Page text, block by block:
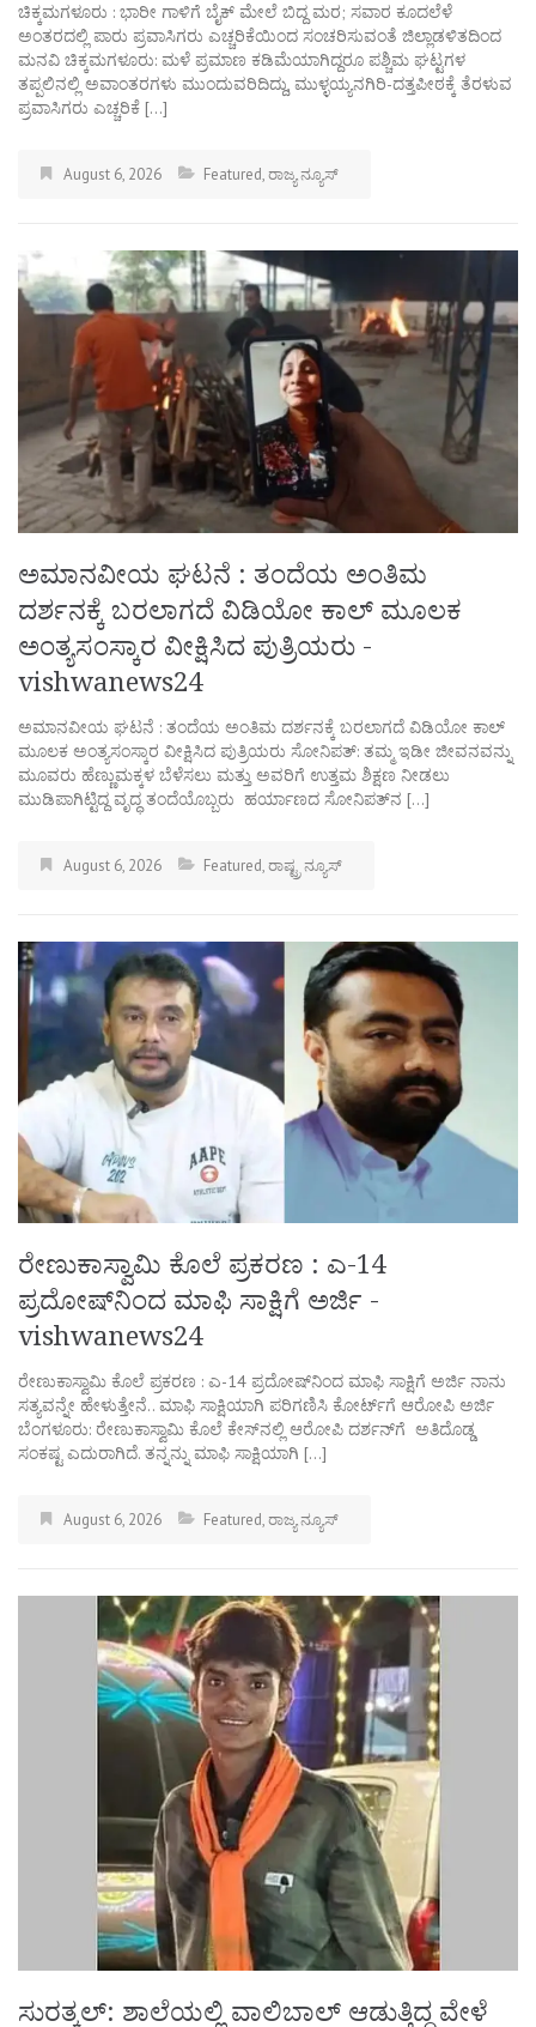
ಚಿಕ್ಕಮಗಳೂರು : ಭಾರೀ ಗಾಳಿಗೆ ಬೈಕ್ ಮೇಲೆ ಬಿದ್ದ ಮರ; ಸವಾರ ಕೂದಲೆಳೆ
ಅಂತರದಲ್ಲಿ ಪಾರು ಪ್ರವಾಸಿಗರು ಎಚ್ಚರಿಕೆಯಿಂದ ಸಂಚರಿಸುವಂತೆ ಜಿಲ್ಲಾಡಳಿತದಿಂದ
ಮನವಿ ಚಿಕ್ಕಮಗಳೂರು: ಮಳೆ ಪ್ರಮಾಣ ಕಡಿಮೆಯಾಗಿದ್ದರೂ ಪಶ್ಚಿಮ ಘಟ್ಟಗಳ
ತಪ್ಪಲಿನಲ್ಲಿ ಅವಾಂತರಗಳು ಮುಂದುವರಿದಿದ್ದು, ಮುಳ್ಳಯ್ಯನಗಿರಿ-ದತ್ತಪೀಠಕ್ಕೆ ತೆರಳುವ
ಪ್ರವಾಸಿಗರು ಎಚ್ಚರಿಕೆ […]
August 6, 2026 Featured,ರಾಜ್ಯ ನ್ಯೂಸ್
ಅಮಾನವೀಯ ಘಟನೆ : ತಂದೆಯ ಅಂತಿಮ
ದರ್ಶನಕ್ಕೆ ಬರಲಾಗದೆ ವಿಡಿಯೋ ಕಾಲ್ ಮೂಲಕ
ಅಂತ್ಯಸಂಸ್ಕಾರ ವೀಕ್ಷಿಸಿದ ಪುತ್ರಿಯರು -
vishwanews24
ಅಮಾನವೀಯ ಘಟನೆ : ತಂದೆಯ ಅಂತಿಮ ದರ್ಶನಕ್ಕೆ ಬರಲಾಗದೆ ವಿಡಿಯೋ ಕಾಲ್
ಮೂಲಕ ಅಂತ್ಯಸಂಸ್ಕಾರ ವೀಕ್ಷಿಸಿದ ಪುತ್ರಿಯರು ಸೋನಿಪತ್: ತಮ್ಮ ಇಡೀ ಜೀವನವನ್ನು
ಮೂವರು ಹೆಣ್ಣುಮಕ್ಕಳ ಬೆಳೆಸಲು ಮತ್ತು ಅವರಿಗೆ ಉತ್ತಮ ಶಿಕ್ಷಣ ನೀಡಲು
ಮುಡಿಪಾಗಿಟ್ಟಿದ್ದ ವೃದ್ಧ ತಂದೆಯೊಬ್ಬರು ಹರ್ಯಾಣದ ಸೋನಿಪತ್‌ನ […]
August 6, 2026 Featured,ರಾಷ್ಟ್ರ ನ್ಯೂಸ್
ರೇಣುಕಾಸ್ವಾಮಿ ಕೊಲೆ ಪ್ರಕರಣ : ಎ-14
ಪ್ರದೋಷ್‌ನಿಂದ ಮಾಫಿ ಸಾಕ್ಷಿಗೆ ಅರ್ಜಿ -
vishwanews24
ರೇಣುಕಾಸ್ವಾಮಿ ಕೊಲೆ ಪ್ರಕರಣ : ಎ-14 ಪ್ರದೋಷ್‌ನಿಂದ ಮಾಫಿ ಸಾಕ್ಷಿಗೆ ಅರ್ಜಿ ನಾನು
ಸತ್ಯವನ್ನೇ ಹೇಳುತ್ತೇನೆ.. ಮಾಫಿ ಸಾಕ್ಷಿಯಾಗಿ ಪರಿಗಣಿಸಿ ಕೋರ್ಟ್‌ಗೆ ಆರೋಪಿ ಅರ್ಜಿ
ಬೆಂಗಳೂರು: ರೇಣುಕಾಸ್ವಾಮಿ ಕೊಲೆ ಕೇಸ್‌ನಲ್ಲಿ ಆರೋಪಿ ದರ್ಶನ್‌ಗೆ ಅತಿದೊಡ್ಡ
ಸಂಕಷ್ಟ ಎದುರಾಗಿದೆ. ತನ್ನನ್ನು ಮಾಫಿ ಸಾಕ್ಷಿಯಾಗಿ […]
August 6, 2026 Featured,ರಾಜ್ಯ ನ್ಯೂಸ್
ಸುರತ್ಕಲ್: ಶಾಲೆಯಲ್ಲಿ ವಾಲಿಬಾಲ್ ಆಡುತ್ತಿದ್ದ ವೇಳೆ